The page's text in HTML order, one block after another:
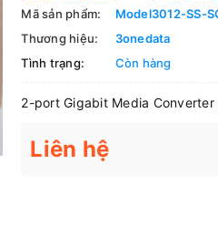
Mã sản phẩm:
Model3012-SS-
Thương hiệu:
3onedata
Tình trạng:
Còn hàng
2-port Gigabit Media Converter
Liên hệ